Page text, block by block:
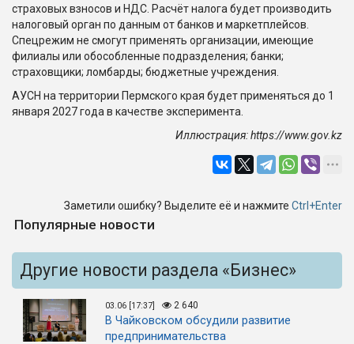
страховых взносов и НДС. Расчёт налога будет производить
налоговый орган по данным от банков и маркетплейсов.
Спецрежим не смогут применять организации, имеющие
филиалы или обособленные подразделения; банки;
страховщики; ломбарды; бюджетные учреждения.
АУСН на территории Пермского края будет применяться до 1
января 2027 года в качестве эксперимента.
Иллюстрация: https://www.gov.kz
Заметили ошибку? Выделите её и нажмите Ctrl+Enter
Популярные новости
Другие новости раздела «Бизнес»
03.06 [17:37] 2 640
В Чайковском обсудили развитие
предпринимательства